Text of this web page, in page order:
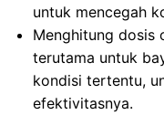
untuk mencegah
Menghitung dosis
terutama untuk
kondisi tertentu,
efektivitasnya.